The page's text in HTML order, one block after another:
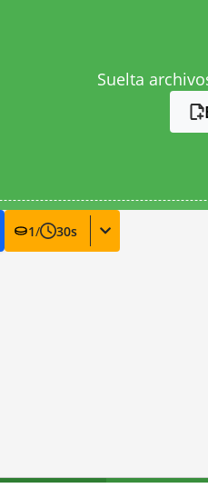
Suelta
1/ 30s